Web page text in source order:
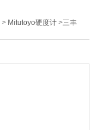
> Mitutoyo硬度计 >三丰